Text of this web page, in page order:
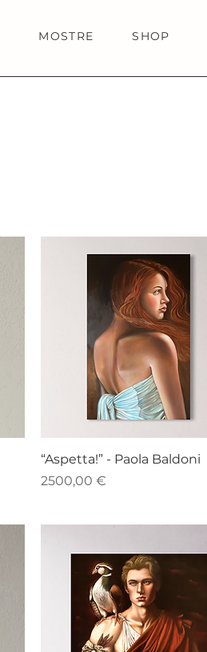
MOSTRE SHOP
“Aspetta!” - Paola Baldoni
Prezzo
2500,00 €